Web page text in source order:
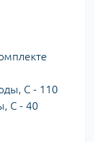
С - 110
С - 40